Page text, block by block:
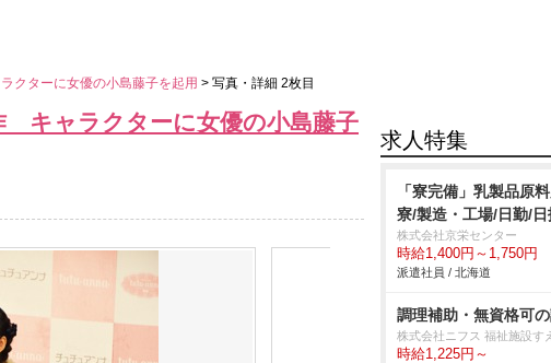
クターに女優の小島藤子を起用 > 写真・詳細 2枚目
キャラクターに女優の小島藤子
求人特集
「寮完備」乳製品原
寮/製造・工場/日勤/
株式会社京栄センター
時給1,400円～1,750円
派遣社員 / 北海道
調理補助・無資格可
株式会社ニフス 福祉施設す
時給1,225円～